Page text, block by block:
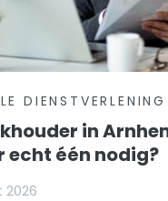
DIENSTVERLENING
in
echt één nodig?
2026